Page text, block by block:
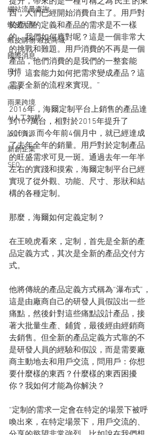
網站流量查詢
蝦皮大學
蝦皮購物 蝦皮商城
國際消息
疫情
ebay
雨果跨境
AI人工智慧
設計資源
新創企業
SEO
西，人們已經開始消費自主了。用戶對
於產品的定義和產品的需求是不一樣
的，我們如何應對呢？這是一個非常大
的挑戰和難題。用戶消費的不再是一個
產品，他們消費的是我們的一整套能
力。這套能力如何把需求變成產品？這
需要全新的流程來實現。”
2016年，海爾定制平台上銷售的產品達
到109萬台，相對於2015年提升了
600%。而今年前4個月中，就已經達成
了去年全年的銷量。用戶對於定制產品
的旺盛需求可見一斑。通過去年一年半
左右的實踐和摸索，海爾定制平台已經
實現了從外觀、功能、尺寸、形狀和結
構的各種定制。
那麼，海爾如何定義定制？
在王曉虎看來，定制，首先是全新的產
品定義方式，其次是全新的產品交付方
式。
他將傳統的產品定義方式稱為“瀑布式”，
這是由廠商自己的研發人員假設出一些
痛點，然後針對這些痛點設計產品，接
著大批量生產、鋪貨，最後經由經銷商
去銷售。但全新的產品定義方式靠的不
是研發人員的經驗和假設，而是需要廠
商主動地去和用戶交流，問用戶：你想
要什麼樣的東西？什麼樣的東西困擾
你？我如何才能為你解決？
“定制的需求一定會在特定的場景下被呼
喚出來，在特定場景下，用戶交流的、